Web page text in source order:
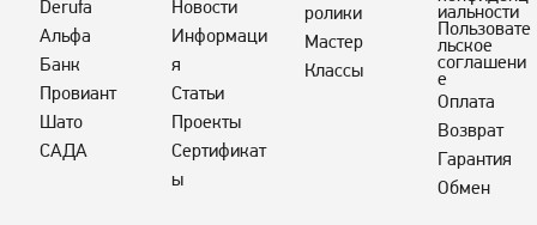
Derufa
Альфа
Банк
Провиант
Шато
САДА
Новости
Информаци
я
Статьи
Проекты
Сертификат
ы
ролики
Мастер
Классы
иальности
Пользовате
льское
соглашени
е
Оплата
Возврат
Гарантия
Обмен